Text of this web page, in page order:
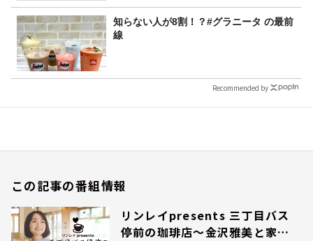
知らない人が8割！？#グラニータ の最前
線
Recommended by
この記事の番組情報
リンレイpresents 三丁目バス
停前の珈琲店～金沢雅美と家族